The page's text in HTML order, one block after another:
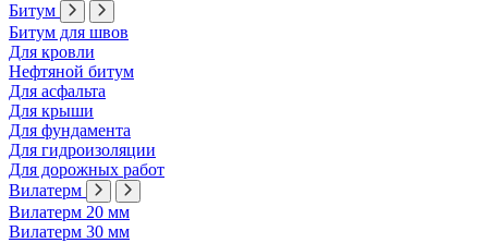
Битум
Битум для швов
Для кровли
Нефтяной битум
Для асфальта
Для крыши
Для фундамента
Для гидроизоляции
Для дорожных работ
Вилатерм
Вилатерм 20 мм
Вилатерм 30 мм